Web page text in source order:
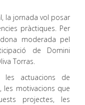
la jornada vol posar
pràctiques. Per
moderada pel
de Domini
Torras.
les actuacions de
les motivacions que
projectes, les